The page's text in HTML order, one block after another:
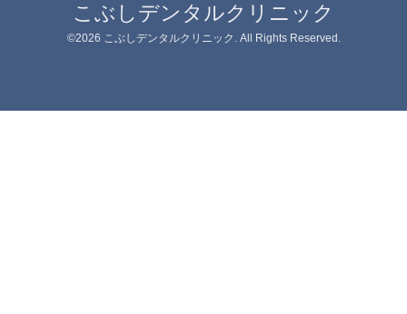
こぶしデンタルクリニック
©2026 こぶしデンタルクリニック . All Rights Reserved.